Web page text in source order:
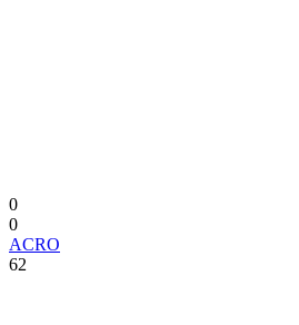
0
0
ACRO
62